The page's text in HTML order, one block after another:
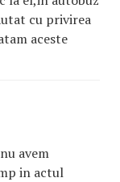
cu privirea
aceste
avem
in actul